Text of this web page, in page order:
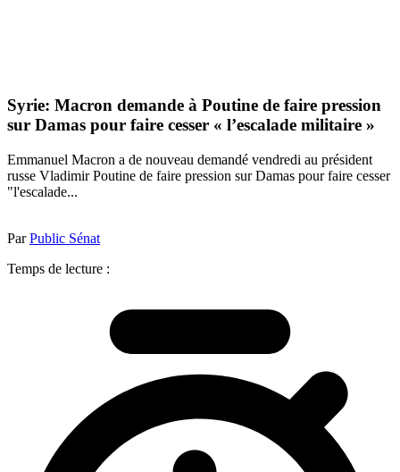
Syrie: Macron demande à Poutine de faire pression
sur Damas pour faire cesser « l’escalade militaire »
Emmanuel Macron a de nouveau demandé vendredi au président
russe Vladimir Poutine de faire pression sur Damas pour faire cesser
"l'escalade...
ParPublic Sénat
Temps de lecture :